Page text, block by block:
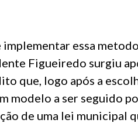
essa
Figueiredo surgiu
que, logo após a
modelo a ser seguido
de uma lei municipal